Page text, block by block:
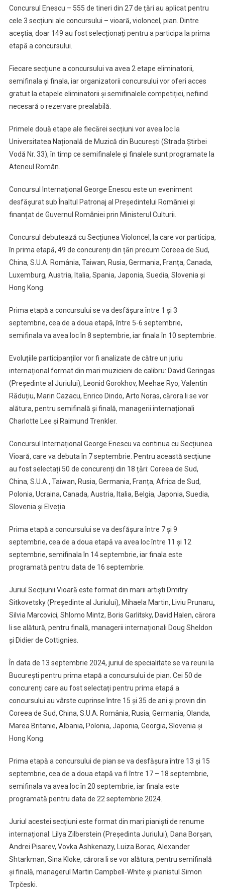
Concursul Enescu – 555 de tineri din 27 de țări au aplicat pentru
cele 3 secțiuni ale concursului – vioară, violoncel, pian. Dintre
aceștia, doar 149 au fost selecționați pentru a participa la prima
etapă a concursului.
Fiecare secțiune a concursului va avea 2 etape eliminatorii,
semifinala și finala, iar organizatorii concursului vor oferi acces
gratuit la etapele eliminatorii și semifinalele competiției, nefiind
necesară o rezervare prealabilă.
Primele două etape ale fiecărei secțiuni vor avea loc la
Universitatea Națională de Muzică din București (Strada Știrbei
Vodă Nr. 33), în timp ce semifinalele și finalele sunt programate la
Ateneul Român.
Concursul Internațional George Enescu este un eveniment
desfășurat sub Înaltul Patronaj al Președintelui României și
finanțat de Guvernul României prin Ministerul Culturii.
Concursul debutează cu Secțiunea Violoncel, la care vor participa,
în prima etapă, 49 de concurenți din țări precum Coreea de Sud,
China, S.U.A. România, Taiwan, Rusia, Germania, Franța, Canada,
Luxemburg, Austria, Italia, Spania, Japonia, Suedia, Slovenia și
Hong Kong.
Prima etapă a concursului se va desfășura între 1 și 3
septembrie, cea de a doua etapă, între 5-6 septembrie,
semifinala va avea loc în 8 septembrie, iar finala în 10 septembrie.
Evoluțiile participanților vor fi analizate de către un juriu
internațional format din mari muzicieni de calibru: David Geringas
(Președinte al Juriului), Leonid Gorokhov, Meehae Ryo, Valentin
Răduțiu, Marin Cazacu, Enrico Dindo, Arto Noras, cărora li se vor
alătura, pentru semifinală și finală, managerii internaționali
Charlotte Lee și Raimund Trenkler.
Concursul Internațional George Enescu va continua cu Secțiunea
Vioară, care va debuta în 7 septembrie. Pentru această secțiune
au fost selectați 50 de concurenți din 18 țări: Coreea de Sud,
China, S.U.A., Taiwan, Rusia, Germania, Franța, Africa de Sud,
Polonia, Ucraina, Canada, Austria, Italia, Belgia, Japonia, Suedia,
Slovenia și Elveția.
Prima etapă a concursului se va desfășura între 7 și 9
septembrie, cea de a doua etapă va avea loc între 11 și 12
septembrie, semifinala în 14 septembrie, iar finala este
programată pentru data de 16 septembrie.
Juriul Secțiunii Vioară este format din marii artiști Dmitry
Sitkovetsky (Președinte al Juriului), Mihaela Martin, Liviu Prunaru,
Silvia Marcovici, Shlomo Mintz, Boris Garlitsky, David Halen, cărora
li se alătură, pentru finală, managerii internaționali Doug Sheldon
și Didier de Cottignies.
În data de 13 septembrie 2024, juriul de specialitate se va reuni la
București pentru prima etapă a concursului de pian. Cei 50 de
concurenți care au fost selectați pentru prima etapă a
concursului au vârste cuprinse între 15 și 35 de ani și provin din
Coreea de Sud, China, S.U.A. România, Rusia, Germania, Olanda,
Marea Britanie, Albania, Polonia, Japonia, Georgia, Slovenia și
Hong Kong.
Prima etapă a concursului de pian se va desfășura între 13 și 15
septembrie, cea de a doua etapă va fi între 17 – 18 septembrie,
semifinala va avea loc în 20 septembrie, iar finala este
programată pentru data de 22 septembrie 2024.
Juriul acestei secțiuni este format din mari pianiști de renume
internațional: Lilya Zilberstein (Președinta Juriului), Dana Borșan,
Andrei Pisarev, Vovka Ashkenazy, Luiza Borac, Alexander
Shtarkman, Sina Kloke, cărora li se vor alătura, pentru semifinală
și finală, managerul Martin Campbell-White și pianistul Simon
Trpčeski.